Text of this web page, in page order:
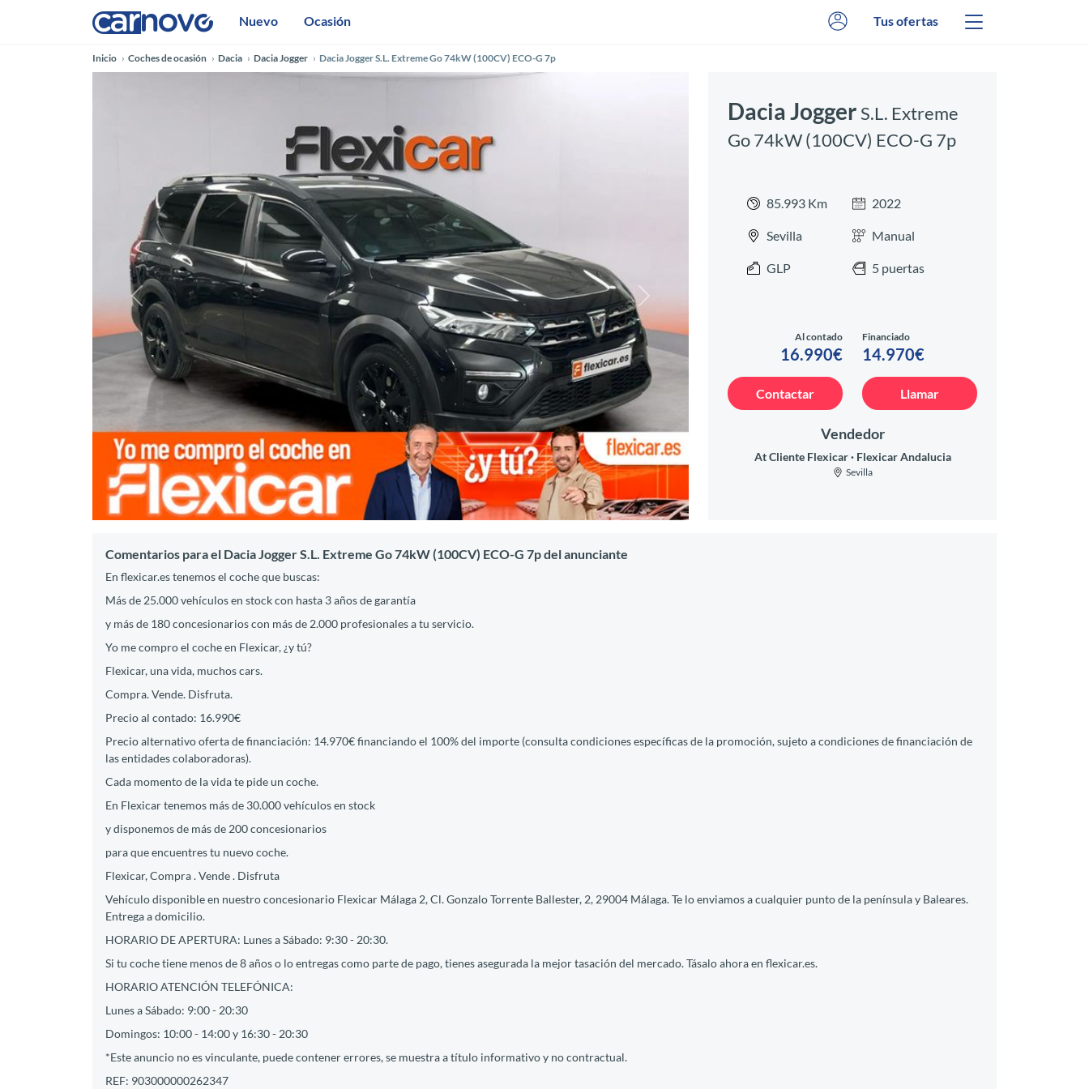
Nuevo Ocasión Tus ofertas
Inicio Coches de ocasión Dacia Dacia Jogger Dacia Jogger S.L. Extreme Go 74kW (100CV) ECO-G 7p
Anterior Siguiente
Dacia Jogger S.L. Extreme
Go 74kW (100CV) ECO-G 7p
85.993 Km 2022
Sevilla Manual
GLP 5 puertas
Al contado
16.990€
Financiado
14.970€
Contactar Llamar
Vendedor
At Cliente Flexicar Flexicar Andalucia
Sevilla
Comentarios para el Dacia Jogger S.L. Extreme Go 74kW (100CV) ECO-G 7p del anunciante
En flexicar.es tenemos el coche que buscas:
Más de 25.000 vehículos en stock con hasta 3 años de garantía
y más de 180 concesionarios con más de 2.000 profesionales a tu servicio.
Yo me compro el coche en Flexicar, ¿y tú?
Flexicar, una vida, muchos cars.
Compra. Vende. Disfruta.
Precio al contado: 16.990€
Precio alternativo oferta de financiación: 14.970€ financiando el 100% del importe (consulta condiciones específicas de la promoción, sujeto a condiciones de financiación de
las entidades colaboradoras).
Cada momento de la vida te pide un coche.
En Flexicar tenemos más de 30.000 vehículos en stock
y disponemos de más de 200 concesionarios
para que encuentres tu nuevo coche.
Flexicar, Compra . Vende . Disfruta
Vehículo disponible en nuestro concesionario Flexicar Málaga 2, Cl. Gonzalo Torrente Ballester, 2, 29004 Málaga. Te lo enviamos a cualquier punto de la península y Baleares.
Entrega a domicilio.
HORARIO DE APERTURA: Lunes a Sábado: 9:30 - 20:30.
Si tu coche tiene menos de 8 años o lo entregas como parte de pago, tienes asegurada la mejor tasación del mercado. Tásalo ahora en flexicar.es.
HORARIO ATENCIÓN TELEFÓNICA:
Lunes a Sábado: 9:00 - 20:30
Domingos: 10:00 - 14:00 y 16:30 - 20:30
*Este anuncio no es vinculante, puede contener errores, se muestra a título informativo y no contractual.
REF: 903000000262347